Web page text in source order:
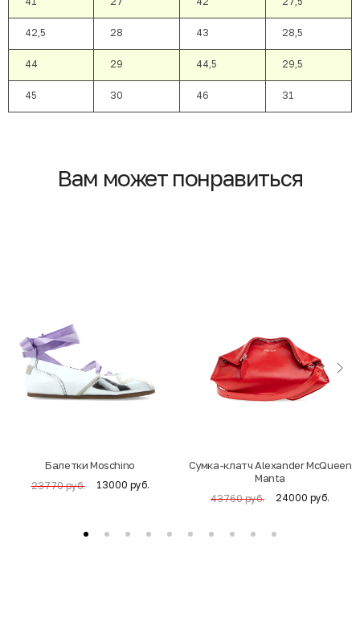
42,5 28 43 28,5
44 29 44,5 29,5
45 30 46 31
Вам может понравиться
Балетки Moschino
23770 руб. 13000 руб.
Cумка-клатч Alexander McQueen
Manta
43760 руб. 24000 руб.